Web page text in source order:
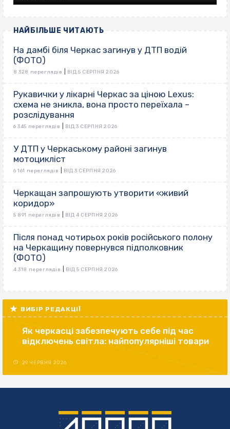
НАЙБІЛЬШЕ ЧИТАЮТЬ
На дамбі біля Черкас загинув у ДТП водій
(ФОТО)
8 328 переглядів ВІД 5 СЕРПНЯ 2026
Рукавички у лікарні Черкас за ціною Lexus:
схема не зникла, вона просто переїхала –
розслідування
6 345 переглядів ВІД 3 СЕРПНЯ 2026
У ДТП у Черкаському районі загинув
мотоцикліст
6 161 переглядів ВІД 3 СЕРПНЯ 2026
Черкащан запрошують утворити «живий
коридор»
5 891 переглядів ВІД 4 СЕРПНЯ 2026
Після понад чотирьох років російського полону
на Черкащину повернувся підполковник
(ФОТО)
4 318 переглядів ВІД 5 СЕРПНЯ 2026
ВИБІР РЕДАКЦІЇ
Як черкасці забезпечують себе під час
відключень світла: найпопулярніші товари
29 ЧЕРВНЯ 2026